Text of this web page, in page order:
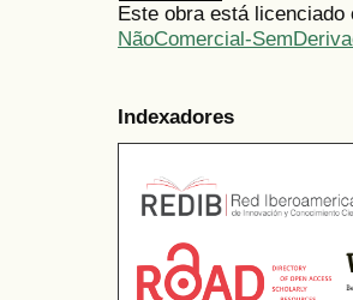
Este obra está
NãoComercial-
Indexadores